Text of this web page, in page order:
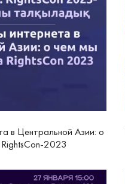
в Центральной Азии: о
2023